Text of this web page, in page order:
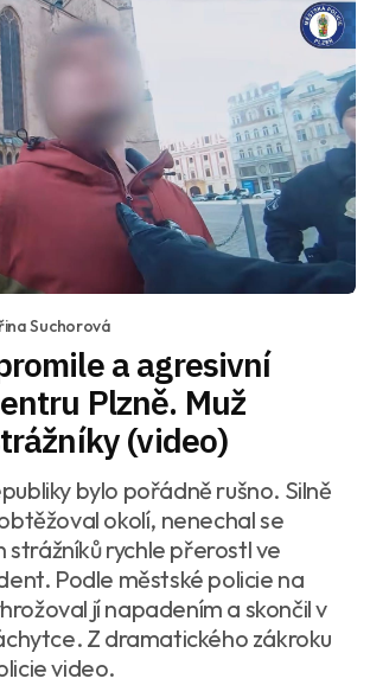
Suchorová
a agresivní
Plzně. Muž
(video)
bylo pořádně rušno. Silně
okolí, nenechal se
strážníků rychle přerostl ve
Podle městské policie na
jí napadením a skončil v
Z dramatického zákroku
video.